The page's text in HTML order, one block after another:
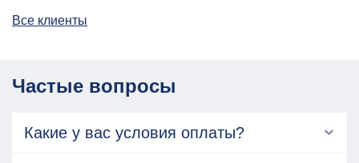
Все клиенты
Частые вопросы
Какие у вас условия оплаты?